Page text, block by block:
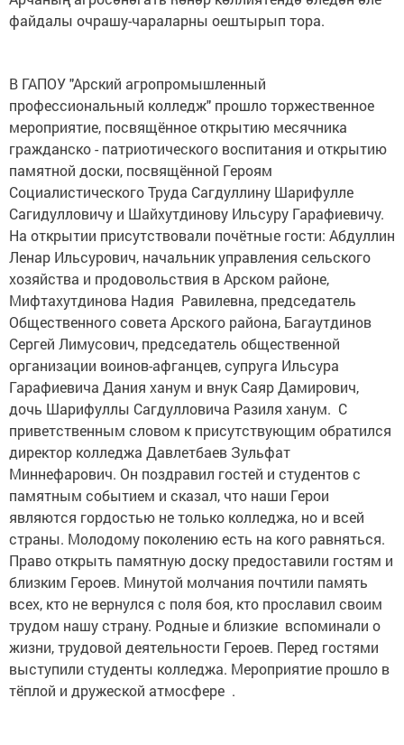
файдалы очрашу-чараларны оештырып тора.
В ГАПОУ "Арский агропромышленный
профессиональный колледж" прошло торжественное
мероприятие, посвящённое открытию месячника
гражданско - патриотического воспитания и открытию
памятной доски, посвящённой Героям
Социалистического Труда Сагдуллину Шарифулле
Сагидулловичу и Шайхутдинову Ильсуру Гарафиевичу.
На открытии присутствовали почётные гости: Абдуллин
Ленар Ильсурович, начальник управления сельского
хозяйства и продовольствия в Арском районе,
Мифтахутдинова Надия Равилевна, председатель
Общественного совета Арского района, Багаутдинов
Сергей Лимусович, председатель общественной
организации воинов-афганцев, супруга Ильсура
Гарафиевича Дания ханум и внук Саяр Дамирович,
дочь Шарифуллы Сагдулловича Разиля ханум. С
приветственным словом к присутствующим обратился
директор колледжа Давлетбаев Зульфат
Миннефарович. Он поздравил гостей и студентов с
памятным событием и сказал, что наши Герои
являются гордостью не только колледжа, но и всей
страны. Молодому поколению есть на кого равняться.
Право открыть памятную доску предоставили гостям и
близким Героев. Минутой молчания почтили память
всех, кто не вернулся с поля боя, кто прославил своим
трудом нашу страну. Родные и близкие вспоминали о
жизни, трудовой деятельности Героев. Перед гостями
выступили студенты колледжа. Мероприятие прошло в
тёплой и дружеской атмосфере .